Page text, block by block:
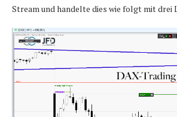
Stream und handelte dies wie folgt mit drei